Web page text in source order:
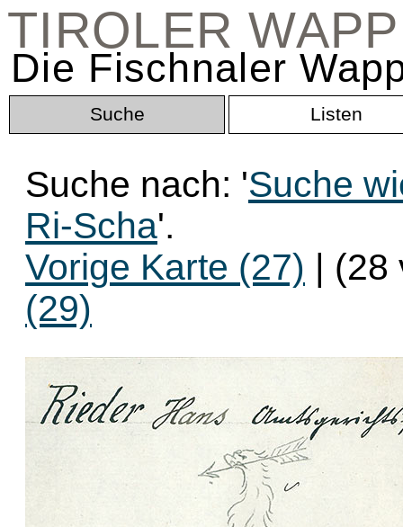
TIROLER
Die Fischnaler
Suche Listen
Suche nach: 'Suche
Ri-Scha'.
Vorige Karte (27) | (28
(29)